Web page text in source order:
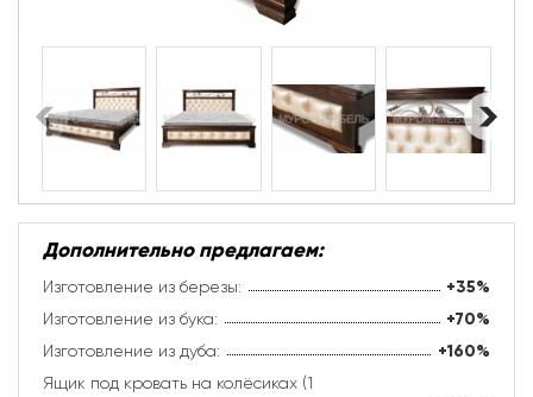
Дополнительно предлагаем:
Изготовление из березы: +35%
Изготовление из бука: +70%
Изготовление из дуба: +160%
Ящик под кровать на колёсиках (1